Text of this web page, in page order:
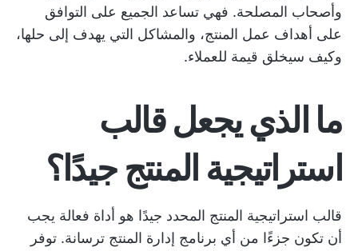
وأصحاب المصلحة. فهي تساعد الجميع على التوافق
على أهداف عمل المنتج، والمشاكل التي يهدف إلى حلها،
وكيف سيخلق قيمة للعملاء.
ما الذي يجعل قالب
استراتيجية المنتج جيدًا؟
قالب استراتيجية المنتج المحدد جيدًا هو أداة فعالة يجب
أن تكون جزءًا من أي برنامج إدارة المنتج ترسانة. توفر